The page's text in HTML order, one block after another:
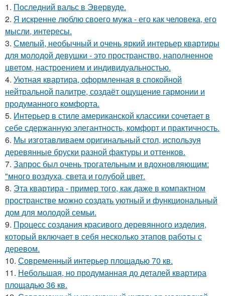
1. Последний вальс в Эвервуде.
2. Я искренне люблю своего мужа - его как человека, его
мысли, интересы.
3. Смелый, необычный и очень яркий интерьер квартиры
для молодой девушки - это пространство, наполненное
цветом, настроением и индивидуальностью.
4. Уютная квартира, оформленная в спокойной
нейтральной палитре, создаёт ощущение гармонии и
продуманного комфорта.
5. Интерьер в стиле американской классики сочетает в
себе сдержанную элегантность, комфорт и практичность.
6. Мы изготавливаем оригинальный стол, используя
деревянные бруски разной фактуры и оттенков.
7. Запрос был очень трогательным и вдохновляющим:
"много воздуха, света и голубой цвет.
8. Эта квартира - пример того, как даже в компактном
пространстве можно создать уютный и функциональный
дом для молодой семьи.
9. Процесс создания красивого деревянного изделия,
который включает в себя несколько этапов работы с
деревом.
10. Современный интерьер площадью 70 кв.
11. Небольшая, но продуманная до деталей квартира
площадью 36 кв.